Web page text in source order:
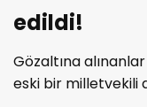
edildi!
Gözaltına
eski bir milletvekili